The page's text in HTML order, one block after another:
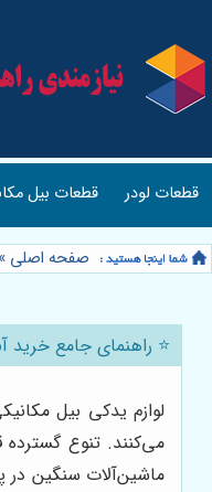
قطعات لودر قطعات بیل
صفحه اصلی »
⭐️ راهنمای جامع خرید
لوازم یدکی بیل
می‌کنند. تنوع
ماشین‌آلات سنگین در